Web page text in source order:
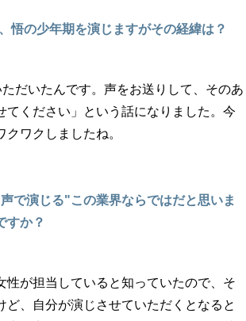
の少年期を演じますがその経緯は？
だいたんです。声をお送りして、そのあ
ください」という話になりました。今
ワクしましたね。
演じる"この業界ならではだと思いま
すか？
性が担当していると知っていたので、そ
、自分が演じさせていただくとなると